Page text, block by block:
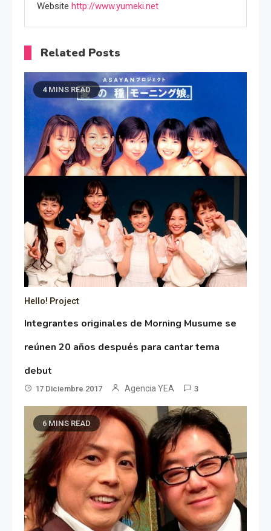
Website http://www.yumeki.net
Related Posts
4 MINS READ
Hello! Project
Integrantes originales de Morning Musume se
reúnen 20 años después para cantar tema
debut
17 Diciembre 2017 Agencia YEA 3
6 MINS READ